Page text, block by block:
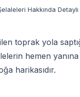
Hakkında Detaylı
toprak yola
hemen
harikasıdır.